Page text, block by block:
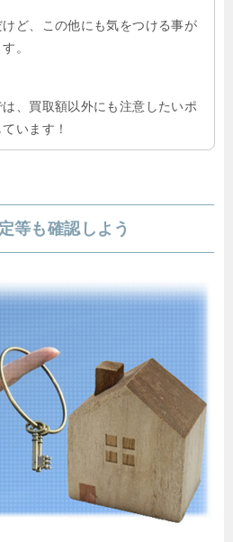
ど、この他にも気をつける事が
。
、買取額以外にも注意したいポ
います！
等も確認しよう